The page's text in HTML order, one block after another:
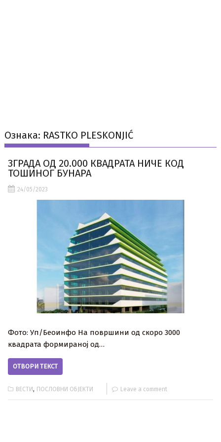
Ознака: RASTKO PLESKONJIĆ
ЗГРАДА ОД 20.000 КВАДРАТА НИЧЕ КОД
ТОШИНОГ БУНАРА
24/05/2023
Фото: Уп/Беоинфо На површини од скоро 3000
квадрата формираној од…
ОТВОРИ ТЕКСТ
ВЕСТИ, ПОСЛОВНИ ОБЈЕКТИ Leave a comment